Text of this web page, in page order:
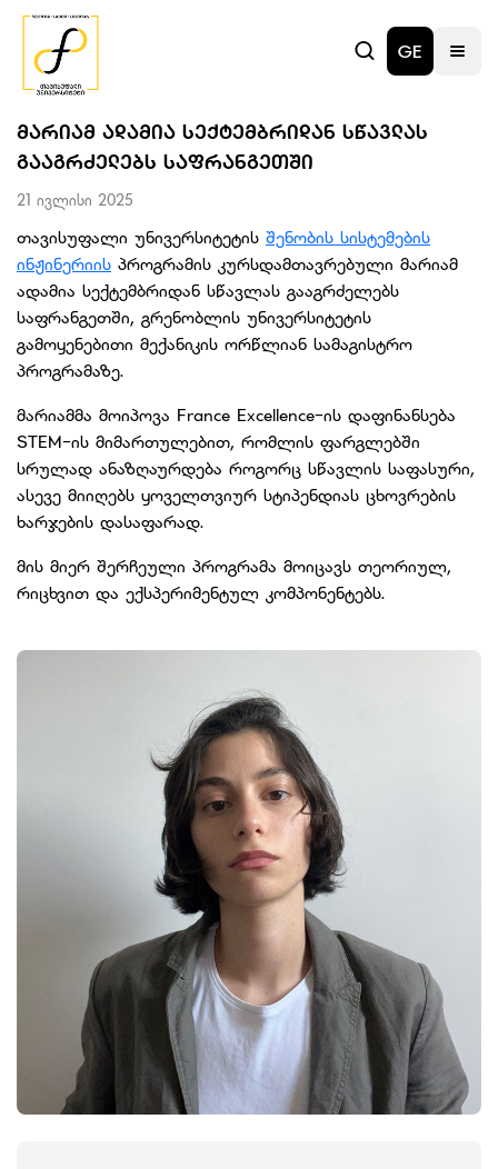
GE
ᲛᲐᲠᲘᲐᲛ ᲐᲓᲐᲛᲘᲐ ᲡᲔᲥᲢᲔᲛᲑᲠᲘᲓᲐᲜ ᲡᲬᲐᲕᲚᲐᲡ
ᲒᲐᲐᲒᲠᲫᲔᲚᲔᲑᲡ ᲡᲐᲤᲠᲐᲜᲒᲔᲗᲨᲘ
21 ივლისი 2025
თავისუფალი უნივერსიტეტის შენობის სისტემების
ინჟინერიის პროგრამის კურსდამთავრებული მარიამ
ადამია სექტემბრიდან სწავლას გააგრძელებს
საფრანგეთში, გრენობლის უნივერსიტეტის
გამოყენებითი მექანიკის ორწლიან სამაგისტრო
პროგრამაზე.
მარიამმა მოიპოვა France Excellence-ის დაფინანსება
STEM-ის მიმართულებით, რომლის ფარგლებში
სრულად ანაზღაურდება როგორც სწავლის საფასური,
ასევე მიიღებს ყოველთვიურ სტიპენდიას ცხოვრების
ხარჯების დასაფარად.
მის მიერ შერჩეული პროგრამა მოიცავს თეორიულ,
რიცხვით და ექსპერიმენტულ კომპონენტებს.